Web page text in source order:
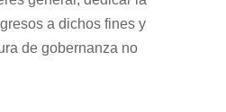
a dichos fines y
de gobernanza no